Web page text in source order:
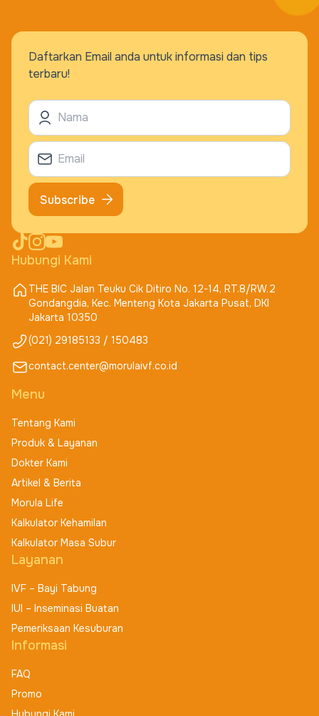
Hubungi Kami
THE BIC Jalan Teuku Cik Ditiro No. 12-14, RT.8/RW.2
Gondangdia, Kec. Menteng Kota Jakarta Pusat, DKI
Jakarta 10350
(021) 29185133 / 150483
contact.center@morulaivf.co.id
Menu
Tentang Kami
Produk & Layanan
Dokter Kami
Artikel & Berita
Morula Life
Kalkulator Kehamilan
Kalkulator Masa Subur
Layanan
IVF – Bayi Tabung
IUI – Inseminasi Buatan
Pemeriksaan Kesuburan
Informasi
FAQ
Promo
Daftarkan Email anda untuk informasi dan tips
terbaru!
Subscribe